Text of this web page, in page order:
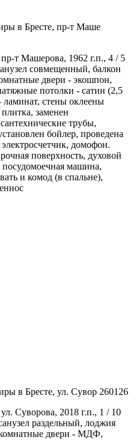
в Бресте, пр-т Маше
пр-т Машерова, 1962 г.п., 4 / 5
совмещенный, балкон
двери - экошпон,
потолки - сатин (2,5
стены оклеены
заменен
трубы,
бойлер, проведена
домофон.
поверхность, духовой
машина,
и комод (в спальне),
в Бресте, ул. Сувор 260126
Суворова, 2018 г.п., 1 / 10
раздельный, лоджия
двери - МДФ,